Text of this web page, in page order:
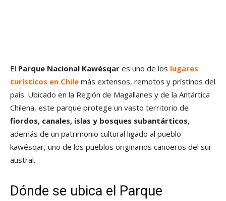
El Parque Nacional Kawésqar es uno de los lugares
turísticos en Chile más extensos, remotos y prístinos del
país. Ubicado en la Región de Magallanes y de la Antártica
Chilena, este parque protege un vasto territorio de
fiordos, canales, islas y bosques subantárticos,
además de un patrimonio cultural ligado al pueblo
kawésqar, uno de los pueblos originarios canoeros del sur
austral.
Dónde se ubica el Parque